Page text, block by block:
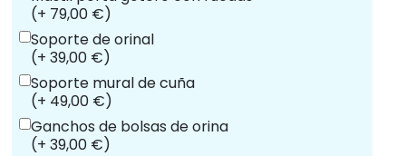
(+ 79,00 €)
Soporte de orinal
(+ 39,00 €)
Soporte mural de cuña
(+ 49,00 €)
Ganchos de bolsas de orina
(+ 39,00 €)